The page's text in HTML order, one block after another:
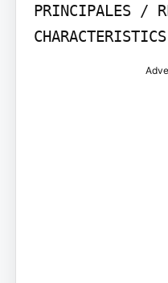
PRINCIPALES /
CHARACTERISTICS